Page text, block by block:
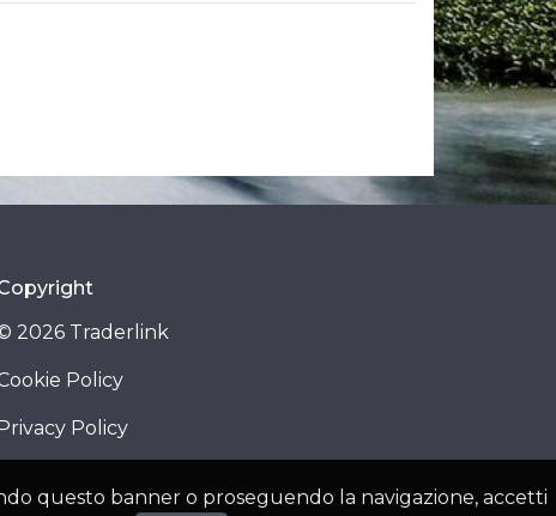
2026 Traderlink
Policy
Policy
questo banner o proseguendo la navigazione, accetti